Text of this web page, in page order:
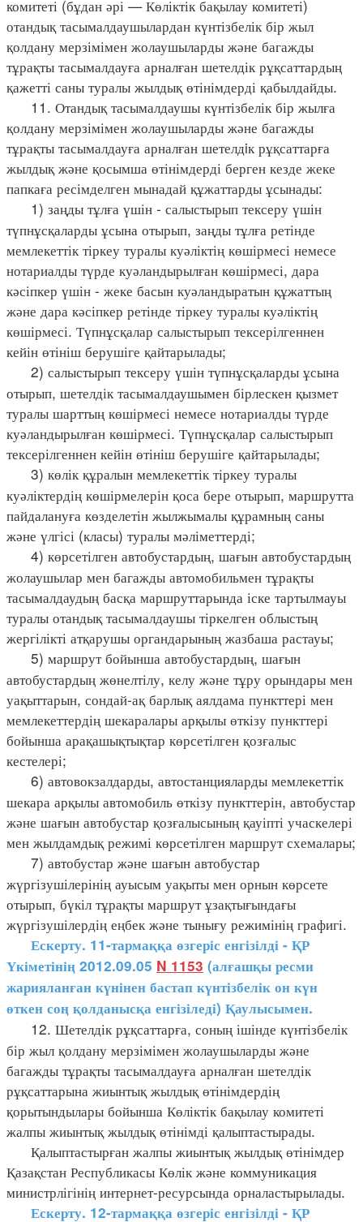
комитеті (бұдан әрі — Көліктік бақылау комитеті)
отандық тасымалдаушылардан күнтізбелік бір жыл
қолдану мерзімімен жолаушыларды және багажды
тұрақты тасымалдауға арналған шетелдік рұқсаттардың
қажетті саны туралы жылдық өтінімдерді қабылдайды.
11. Отандық тасымалдаушы күнтізбелік бір жылға
қолдану мерзімімен жолаушыларды және багажды
тұрақты тасымалдауға арналған шетелдiк рұқсаттарға
жылдық және қосымша өтінімдерді берген кезде жеке
папкаға ресімделген мынадай құжаттарды ұсынады:
1) заңды тұлға үшін - салыстырып тексеру үшін
түпнұсқаларды ұсына отырып, заңды тұлға ретінде
мемлекеттік тіркеу туралы куәліктің көшірмесі немесе
нотариалды түрде куәландырылған көшірмесі, дара
кәсіпкер үшін - жеке басын куәландыратын құжаттың
және дара кәсіпкер ретінде тіркеу туралы куәліктің
көшірмесі. Түпнұсқалар салыстырып тексерілгеннен
кейін өтініш берушіге қайтарылады;
2) салыстырып тексеру үшін түпнұсқаларды ұсына
отырып, шетелдік тасымалдаушымен бірлескен қызмет
туралы шарттың көшірмесі немесе нотариалды түрде
куәландырылған көшірмесі. Түпнұсқалар салыстырып
тексерілгеннен кейін өтініш берушіге қайтарылады;
3) көлік құралын мемлекеттік тіркеу туралы
куәліктердің көшірмелерін қоса бере отырып, маршрутта
пайдалануға көзделетін жылжымалы құрамның саны
және үлгісі (класы) туралы мәліметтерді;
4) көрсетілген автобустардың, шағын автобустардың
жолаушылар мен багажды автомобильмен тұрақты
тасымалдаудың басқа маршруттарында іске тартылмауы
туралы отандық тасымалдаушы тіркелген облыстың
жергілікті атқарушы органдарының жазбаша растауы;
5) маршрут бойынша автобустардың, шағын
автобустардың жөнелтілу, келу және тұру орындары мен
уақыттарын, сондай-ақ барлық аялдама пункттері мен
мемлекеттердің шекаралары арқылы өткізу пункттері
бойынша арақашықтықтар көрсетілген қозғалыс
кестелері;
6) автовокзалдарды, автостанцияларды мемлекеттік
шекара арқылы автомобиль өткізу пункттерін, автобустар
және шағын автобустар қозғалысының қауіпті учаскелері
мен жылдамдық режимі көрсетілген маршрут схемалары;
7) автобустар және шағын автобустар
жүргізушілерінің ауысым уақыты мен орнын көрсете
отырып, бүкіл тұрақты маршрут ұзақтығындағы
жүргізушілердің еңбек және тынығу режимінің графигі.
Ескерту. 11-тармаққа өзгеріс енгізілді - ҚР
Үкіметінің 2012.09.05 N 1153 (алғашқы ресми
жарияланған күнінен бастап күнтізбелік он күн
өткен соң қолданысқа енгізіледі) Қаулысымен.
12. Шетелдік рұқсаттарға, соның ішінде күнтізбелік
бір жыл қолдану мерзімімен жолаушыларды және
багажды тұрақты тасымалдауға арналған шетелдік
рұқсаттарына жиынтық жылдық өтінімдердің
қорытындылары бойынша Көліктік бақылау комитеті
жалпы жиынтық жылдық өтінімді қалыптастырады.
Қалыптастырған жалпы жиынтық жылдық өтінімдер
Қазақстан Республикасы Көлік және коммуникация
министрлігінің интернет-ресурсында орналастырылады.
Ескерту. 12-тармаққа өзгеріс енгізілді - ҚР